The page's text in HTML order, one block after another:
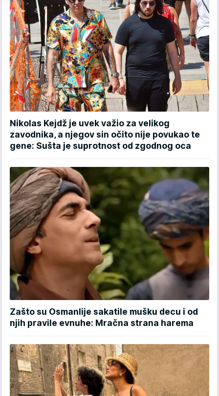
Nikolas Kejdž je uvek važio za velikog
zavodnika, a njegov sin očito nije povukao te
gene: Sušta je suprotnost od zgodnog oca
Zašto su Osmanlije sakatile mušku decu i od
njih pravile evnuhe: Mračna strana harema